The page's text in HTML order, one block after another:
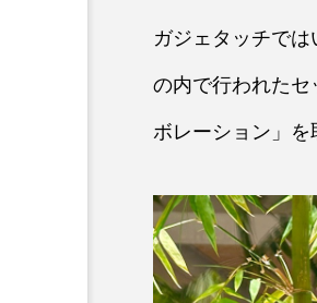
ガジェタッチで
の内で行われたセ
ボレーション」を